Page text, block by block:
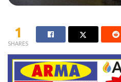
1
SHARES